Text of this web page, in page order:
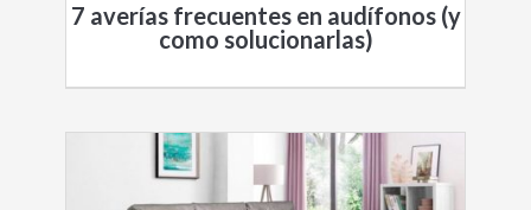
7 averías frecuentes en audífonos (y
como solucionarlas)